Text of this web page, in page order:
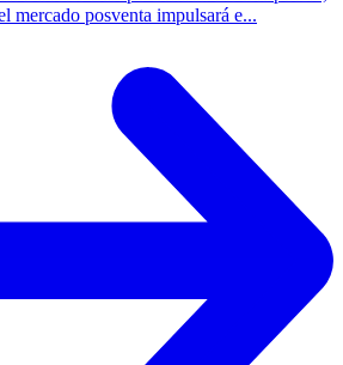
mercado posventa impulsará e...